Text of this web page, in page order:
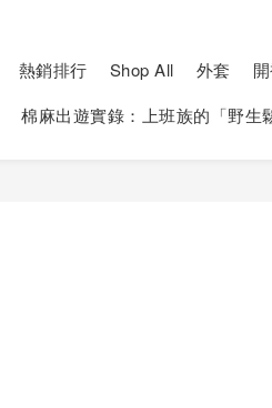
熱銷排行 Shop All 外套
棉麻出遊實錄：上班族的「野生